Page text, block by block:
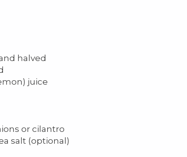
halved
juice
or cilantro
salt (optional)